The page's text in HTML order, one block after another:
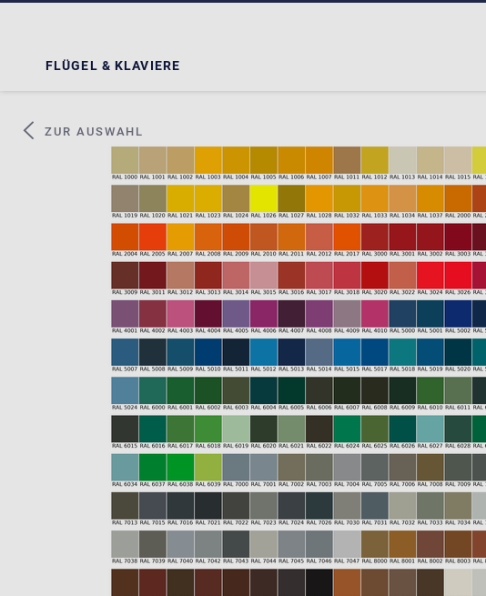
FLÜGEL & KLAVIERE
ZUR AUSWAHL